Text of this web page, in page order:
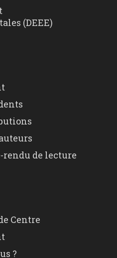
(DEEE)
rendu de lecture
Centre
?